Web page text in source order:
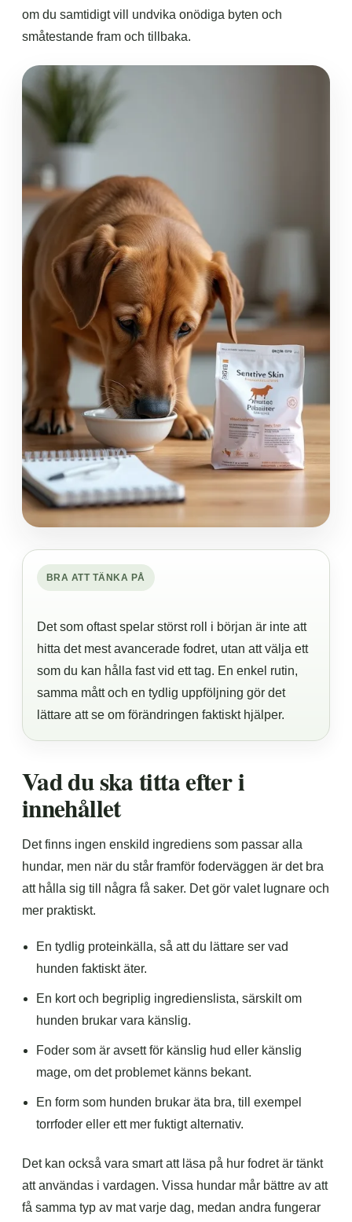
om du samtidigt vill undvika onödiga byten och
småtestande fram och tillbaka.
BRA ATT TÄNKA PÅ
Det som oftast spelar störst roll i början är inte att
hitta det mest avancerade fodret, utan att välja ett
som du kan hålla fast vid ett tag. En enkel rutin,
samma mått och en tydlig uppföljning gör det
lättare att se om förändringen faktiskt hjälper.
Vad du ska titta efter i
innehållet
Det finns ingen enskild ingrediens som passar alla
hundar, men när du står framför foderväggen är det bra
att hålla sig till några få saker. Det gör valet lugnare och
mer praktiskt.
En tydlig proteinkälla, så att du lättare ser vad
hunden faktiskt äter.
En kort och begriplig ingredienslista, särskilt om
hunden brukar vara känslig.
Foder som är avsett för känslig hud eller känslig
mage, om det problemet känns bekant.
En form som hunden brukar äta bra, till exempel
torrfoder eller ett mer fuktigt alternativ.
Det kan också vara smart att läsa på hur fodret är tänkt
att användas i vardagen. Vissa hundar mår bättre av att
få samma typ av mat varje dag, medan andra fungerar